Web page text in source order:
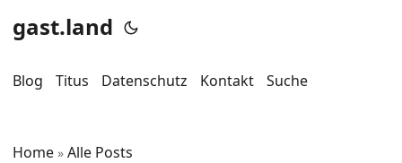
gast.land
Blog Titus Datenschutz Kontakt Suche
Home » Alle Posts